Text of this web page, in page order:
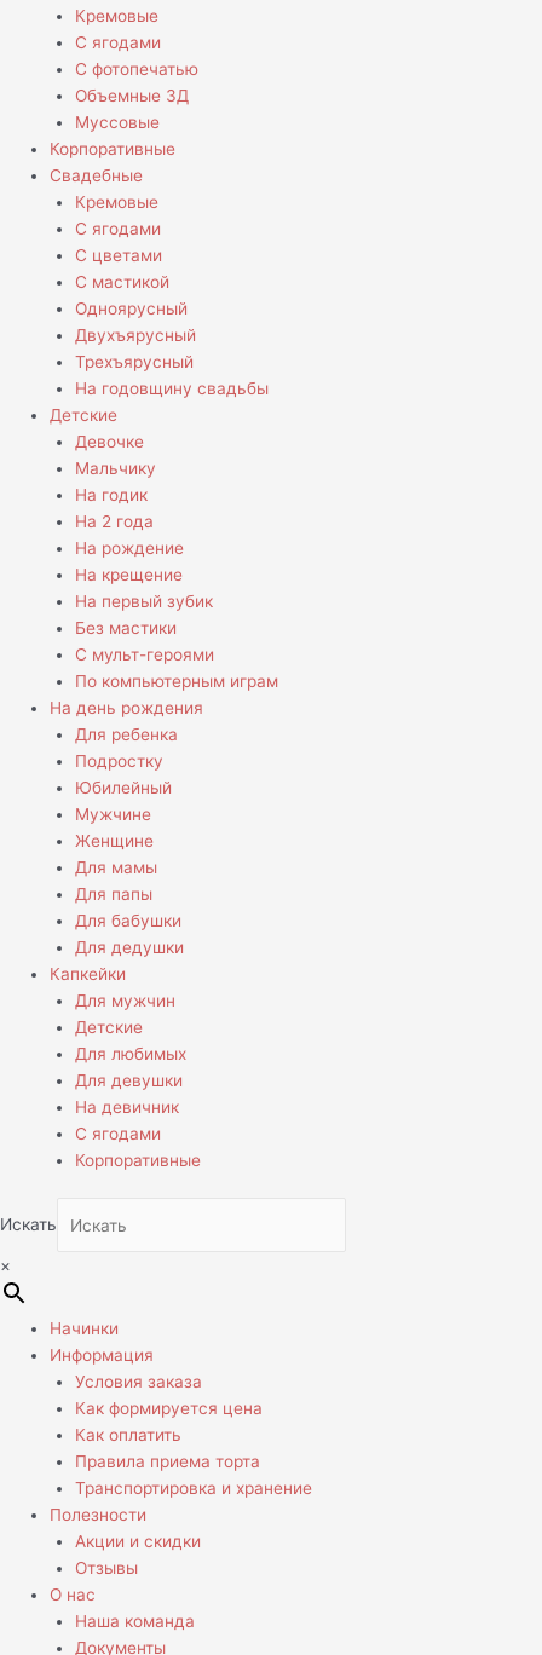
Кремовые
С ягодами
С фотопечатью
Объемные 3Д
Муссовые
Корпоративные
Свадебные
Кремовые
С ягодами
С цветами
С мастикой
Одноярусный
Двухъярусный
Трехъярусный
На годовщину свадьбы
Детские
Девочке
Мальчику
На годик
На 2 года
На рождение
На крещение
На первый зубик
Без мастики
С мульт-героями
По компьютерным играм
На день рождения
Для ребенка
Подростку
Юбилейный
Мужчине
Женщине
Для мамы
Для папы
Для бабушки
Для дедушки
Капкейки
Для мужчин
Детские
Для любимых
Для девушки
На девичник
С ягодами
Корпоративные
Искать
×
Начинки
Информация
Условия заказа
Как формируется цена
Как оплатить
Правила приема торта
Транспортировка и хранение
Полезности
Акции и скидки
Отзывы
О нас
Наша команда
Документы